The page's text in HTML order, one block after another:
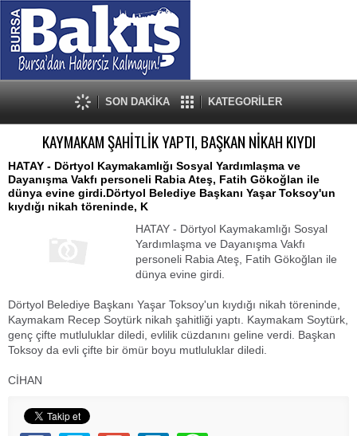
SON DAKİKA KATEGORİLER
KAYMAKAM ŞAHİTLİK YAPTI, BAŞKAN NİKAH KIYDI
HATAY - Dörtyol Kaymakamlığı Sosyal Yardımlaşma ve
Dayanışma Vakfı personeli Rabia Ateş, Fatih Gökoğlan ile
dünya evine girdi.Dörtyol Belediye Başkanı Yaşar Toksoy'un
kıydığı nikah töreninde, K
HATAY - Dörtyol Kaymakamlığı Sosyal
Yardımlaşma ve Dayanışma Vakfı
personeli Rabia Ateş, Fatih Gökoğlan ile
dünya evine girdi.
Dörtyol Belediye Başkanı Yaşar Toksoy'un kıydığı nikah töreninde,
Kaymakam Recep Soytürk nikah şahitliği yaptı. Kaymakam Soytürk,
genç çifte mutluluklar diledi, evlilik cüzdanını geline verdi. Başkan
Toksoy da evli çifte bir ömür boyu mutluluklar diledi.
CİHAN